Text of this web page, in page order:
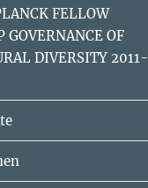
FELLOW
GOVERNANCE OF
DIVERSITY 2011-